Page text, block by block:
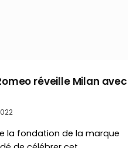
réveille Milan avec
la fondation de la marque